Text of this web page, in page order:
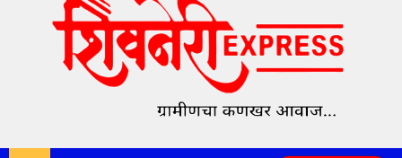
content